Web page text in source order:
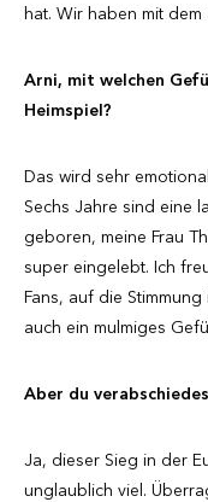
hat. Wir haben mit
Arni, mit welchen
Heimspiel?
Das wird sehr
Sechs Jahre sind eine
geboren, meine Frau
super eingelebt. Ich
Fans, auf die
auch ein mulmiges
Aber du
Ja, dieser Sieg in der
unglaublich viel.